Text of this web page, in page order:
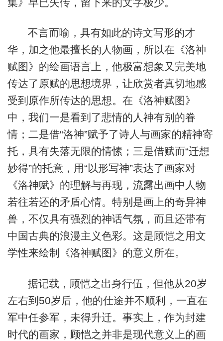
不言而喻，具有如此的诗文写形的才
华，加之他最擅长的人物画，所以在《洛神
赋图》的绘画语言上，他极富想象又完美地
传达了原赋的思想境界，让欣赏者真切地感
受到原作所传达的思想。在《洛神赋图》
中，我们一是看到了悲情的人神有别的眷
情；二是借“洛神”赋予了诗人与画家的精神寄
托，具有失落无限的情愫；三是借赋而“迁想
妙得”的托意，用“以形写神”表达了画家对
《洛神赋》的理解与再现，流露出画中人物
若往若还的矛盾心情。特别是画上的奇异神
兽，不仅具有强烈的神话气氛，而且还带有
中国古典的浪漫主义色彩。这是顾恺之用文
学性来绘制《洛神赋图》的意义所在。
据记载，顾恺之出身行伍，但他从20岁
左右到50岁后，他的仕途并不顺利，一直在
军中任参军，未得升迁。事实上，作为封建
时代的画家，顾恺之并非是现代意义上的画